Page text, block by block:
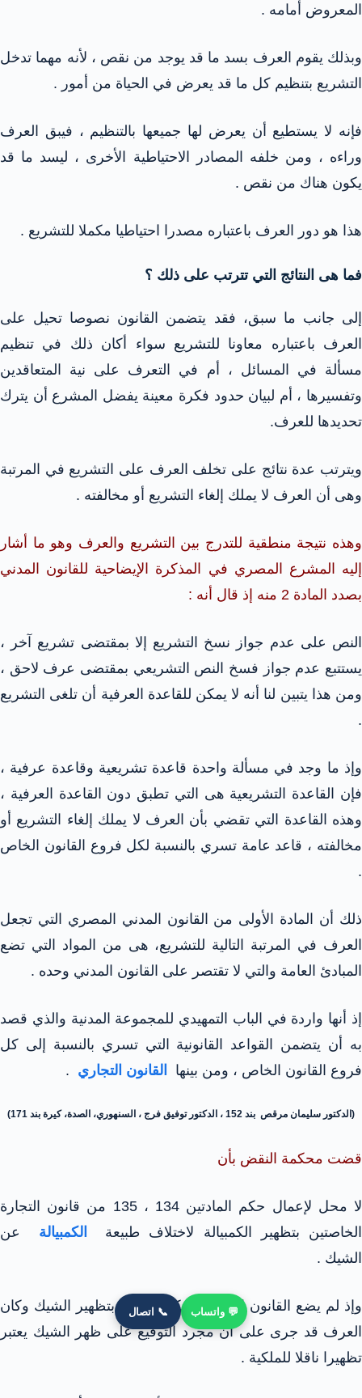
المعروض أمامه .
وبذلك يقوم العرف بسد ما قد يوجد من نقص ، لأنه مهما تدخل
التشريع بتنظيم كل ما قد يعرض في الحياة من أمور .
فإنه لا يستطيع أن يعرض لها جميعها بالتنظيم ، فيبق العرف
وراءه ، ومن خلفه المصادر الاحتياطية الأخرى ، ليسد ما قد
يكون هناك من نقص .
هذا هو دور العرف باعتباره مصدرا احتياطيا مكملا للتشريع .
فما هى النتائج التي تترتب على ذلك ؟
إلى جانب ما سبق، فقد يتضمن القانون نصوصا تحيل على
العرف باعتباره معاونا للتشريع سواء أكان ذلك في تنظيم
مسألة في المسائل ، أم في التعرف على نية المتعاقدين
وتفسيرها ، أم لبيان حدود فكرة معينة يفضل المشرع أن يترك
تحديدها للعرف.
ويترتب عدة نتائج على تخلف العرف على التشريع في المرتبة
وهى أن العرف لا يملك إلغاء التشريع أو مخالفته .
وهذه نتيجة منطقية للتدرج بين التشريع والعرف وهو ما أشار
إليه المشرع المصري في المذكرة الإيضاحية للقانون المدني
بصدد المادة 2 منه إذ قال أنه :
النص على عدم جواز نسخ التشريع إلا بمقتضى تشريع آخر ،
يستتبع عدم جواز فسخ النص التشريعي بمقتضى عرف لاحق ،
ومن هذا يتبين لنا أنه لا يمكن للقاعدة العرفية أن تلغى التشريع
.
وإذ ما وجد في مسألة واحدة قاعدة تشريعية وقاعدة عرفية ،
فإن القاعدة التشريعية هى التي تطبق دون القاعدة العرفية ،
وهذه القاعدة التي تقضي بأن العرف لا يملك إلغاء التشريع أو
مخالفته ، قاعد عامة تسري بالنسبة لكل فروع القانون الخاص
.
ذلك أن المادة الأولى من القانون المدني المصري التي تجعل
العرف في المرتبة التالية للتشريع، هى من المواد التي تضع
المبادئ العامة والتي لا تقتصر على القانون المدني وحده .
إذ أنها واردة في الباب التمهيدي للمجموعة المدنية والذي قصد
به أن يتضمن القواعد القانونية التي تسري بالنسبة إلى كل
فروع القانون الخاص ، ومن بينها
القانون التجاري .
(الدكتور سليمان مرقص بند 152 ، الدكتور توفيق فرج ، السنهوري، الصدة، كيرة بند 171)
قضت محكمة النقض بأن
لا محل لإعمال حكم المادتين 134 ، 135 من قانون التجارة
الخاصتين بتظهير الكمبيالة لاختلاف طبيعة
الكمبيالة
عن
الشيك .
وإذ لم يضع القانون التجاري أحكاما خاصة بتظهير الشيك وكان
العرف قد جرى على أن مجرد التوقيع على ظهر الشيك يعتبر
تظهيرا ناقلا للملكية .
💬 واتساب 📞 اتصال